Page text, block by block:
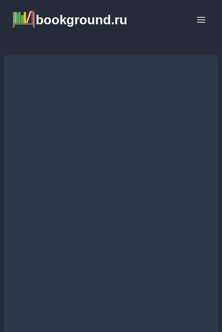
содержимому
bookground.ru